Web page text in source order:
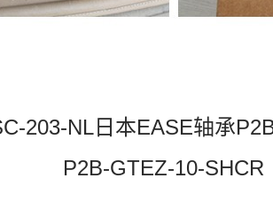
203-NL日本EASE轴承
P2B-GTEZ-10-SHCR